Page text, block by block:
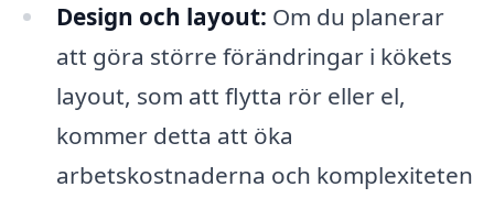
Design och layout: Om du planerar
att göra större förändringar i kökets
layout, som att flytta rör eller el,
kommer detta att öka
arbetskostnaderna och komplexiteten